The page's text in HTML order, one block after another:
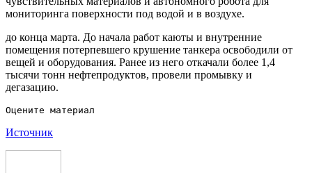
мониторинга поверхности под водой и в воздухе.
до конца марта. До начала работ каюты и внутренние
помещения потерпевшего крушение танкера освободили от
вещей и оборудования. Ранее из него откачали более 1,4
тысячи тонн нефтепродуктов, провели промывку и
дегазацию.
Источник